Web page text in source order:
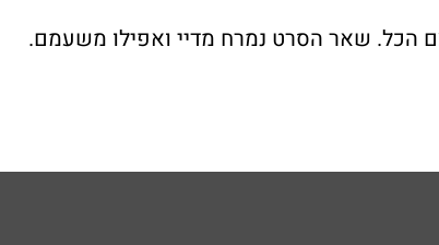
הכל. שאר הסרט נמרח מדיי ואפילו משעמם.